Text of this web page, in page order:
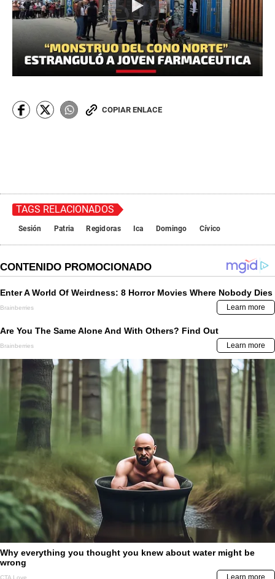
COPIAR ENLACE
TAGS RELACIONADOS
Sesión Patria Regidoras Ica Domingo Cívico